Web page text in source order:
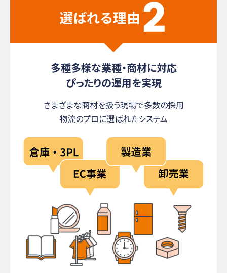
多種多様な業種・商材に対応
ぴったりの運用を実現
さまざまな商材を扱う現場で多数の採用
物流のプロに選ばれたシステム